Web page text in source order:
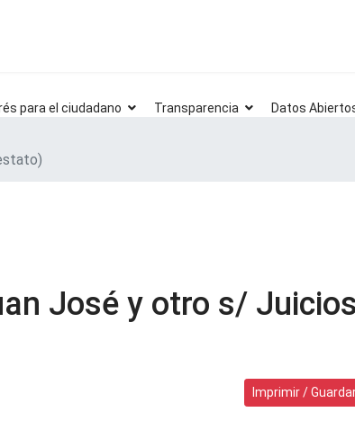
para el ciudadano Transparencia Datos
José y otro s/ Juicios
Imprimir /